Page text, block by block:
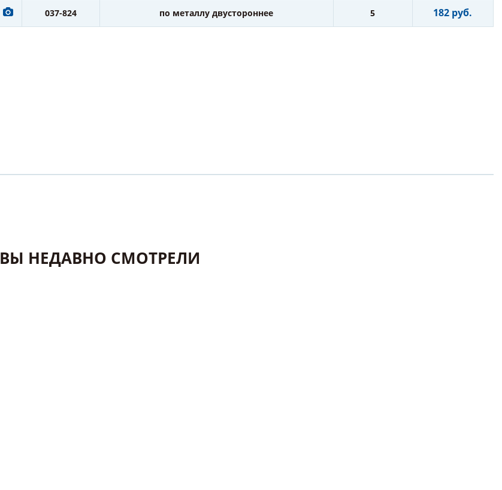
037-824 по металлу двустороннее 5 182 руб.
ВЫ НЕДАВНО СМОТРЕЛИ